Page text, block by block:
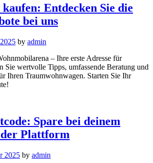
Entdecken Sie die
bei uns
by admin
– Ihre erste Adresse für
Sie wertvolle Tipps, umfassende Beratung und
Ihren Traumwohnwagen. Starten Sie Ihr
Spare bei deinem
Plattform
2025 by admin